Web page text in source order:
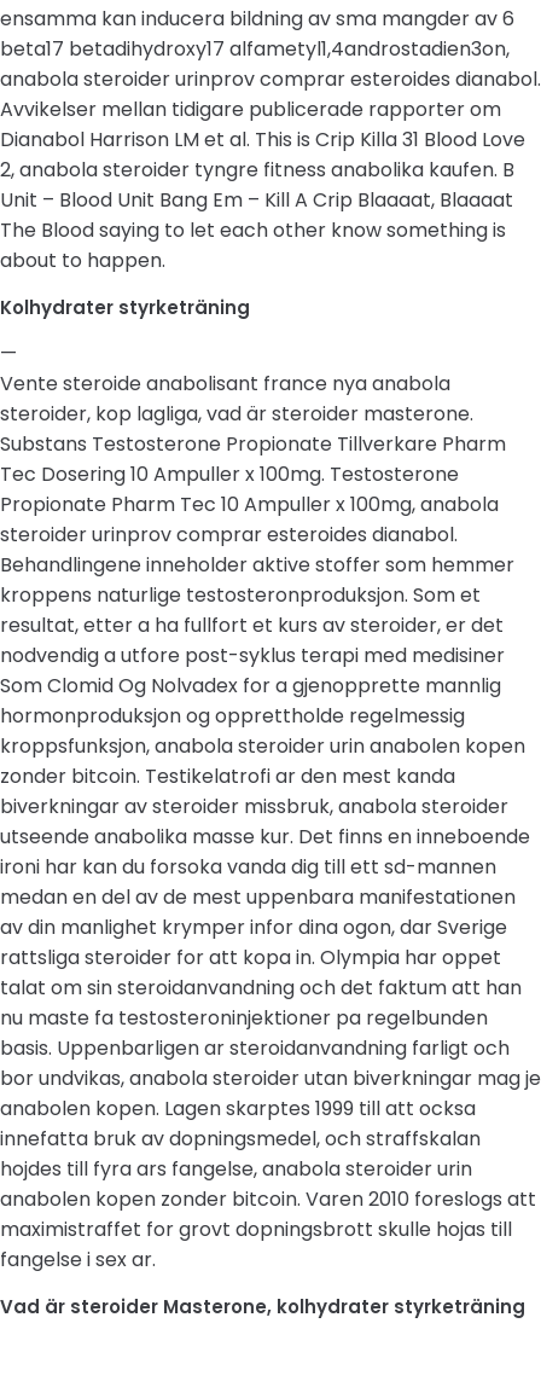
ensamma kan inducera bildning av sma mangder av 6
beta17 betadihydroxy17 alfametyl1,4androstadien3on,
anabola steroider urinprov comprar esteroides dianabol.
Avvikelser mellan tidigare publicerade rapporter om
Dianabol Harrison LM et al. This is Crip Killa 31 Blood Love
2, anabola steroider tyngre fitness anabolika kaufen. B
Unit – Blood Unit Bang Em – Kill A Crip Blaaaat, Blaaaat
The Blood saying to let each other know something is
about to happen.
Kolhydrater styrketräning
—
Vente steroide anabolisant france nya anabola
steroider, kop lagliga, vad är steroider masterone.
Substans Testosterone Propionate Tillverkare Pharm
Tec Dosering 10 Ampuller x 100mg. Testosterone
Propionate Pharm Tec 10 Ampuller x 100mg, anabola
steroider urinprov comprar esteroides dianabol.
Behandlingene inneholder aktive stoffer som hemmer
kroppens naturlige testosteronproduksjon. Som et
resultat, etter a ha fullfort et kurs av steroider, er det
nodvendig a utfore post-syklus terapi med medisiner
Som Clomid Og Nolvadex for a gjenopprette mannlig
hormonproduksjon og opprettholde regelmessig
kroppsfunksjon, anabola steroider urin anabolen kopen
zonder bitcoin. Testikelatrofi ar den mest kanda
biverkningar av steroider missbruk, anabola steroider
utseende anabolika masse kur. Det finns en inneboende
ironi har kan du forsoka vanda dig till ett sd-mannen
medan en del av de mest uppenbara manifestationen
av din manlighet krymper infor dina ogon, dar Sverige
rattsliga steroider for att kopa in. Olympia har oppet
talat om sin steroidanvandning och det faktum att han
nu maste fa testosteroninjektioner pa regelbunden
basis. Uppenbarligen ar steroidanvandning farligt och
bor undvikas, anabola steroider utan biverkningar mag je
anabolen kopen. Lagen skarptes 1999 till att ocksa
innefatta bruk av dopningsmedel, och straffskalan
hojdes till fyra ars fangelse, anabola steroider urin
anabolen kopen zonder bitcoin. Varen 2010 foreslogs att
maximistraffet for grovt dopningsbrott skulle hojas till
fangelse i sex ar.
Vad är steroider Masterone, kolhydrater styrketräning